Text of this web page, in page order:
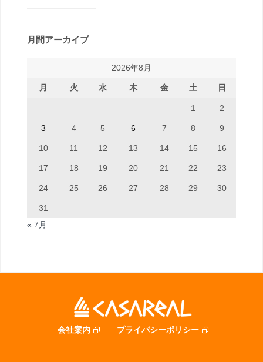
月間アーカイブ
2026年8月
月 火 水 木 金 土 日
1 2
3 4 5 6 7 8 9
10 11 12 13 14 15 16
17 18 19 20 21 22 23
24 25 26 27 28 29 30
31
« 7月
会社案内 プライバシーポリシー